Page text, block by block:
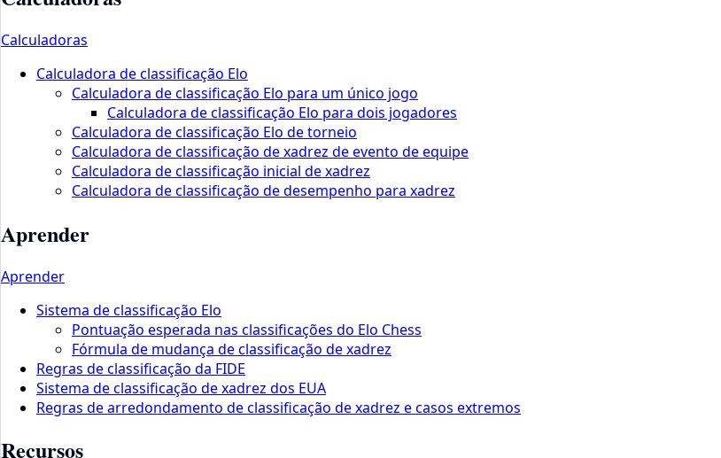
Calculadoras
Calculadora de classificação Elo
Calculadora de classificação Elo para um único jogo
Calculadora de classificação Elo para dois jogadores
Calculadora de classificação Elo de torneio
Calculadora de classificação de xadrez de evento de equipe
Calculadora de classificação inicial de xadrez
Calculadora de classificação de desempenho para xadrez
Aprender
Aprender
Sistema de classificação Elo
Pontuação esperada nas classificações do Elo Chess
Fórmula de mudança de classificação de xadrez
Regras de classificação da FIDE
Sistema de classificação de xadrez dos EUA
Regras de arredondamento de classificação de xadrez e casos extremos
Recursos